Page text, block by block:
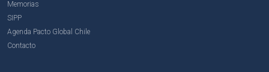
Memorias
SIPP
Agenda Pacto Global Chile
Contacto